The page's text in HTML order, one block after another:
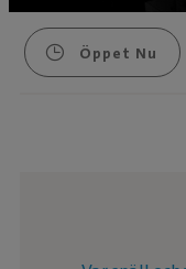
Öppet Nu